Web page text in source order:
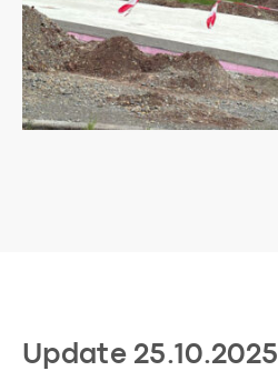
Update 25.10.2025